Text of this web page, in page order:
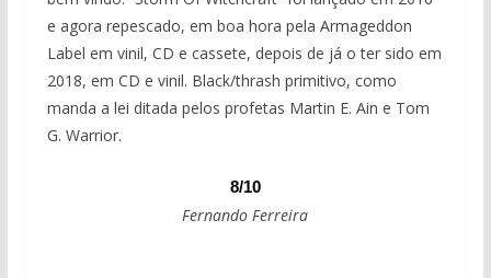
e agora repescado, em boa hora pela Armageddon
Label em vinil, CD e cassete, depois de já o ter sido em
2018, em CD e vinil. Black/thrash primitivo, como
manda a lei ditada pelos profetas Martin E. Ain e Tom
G. Warrior.
8/10
Fernando Ferreira